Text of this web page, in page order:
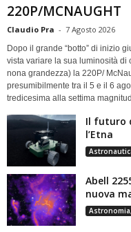
220P/MCNAUGHT
Claudio Pra - 7 Agosto 2026
Dopo il grande “botto” di inizio
vista variare la sua luminosità
nona grandezza) la 220P/
presumibilmente tra il 5 e il 6
tredicesima alla settima
Il futuro
l’Etna
Abell
nuova